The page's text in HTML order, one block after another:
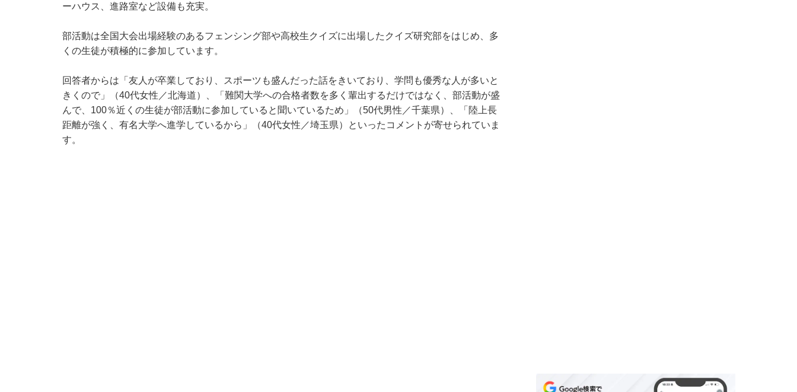
ーハウス、進路室など設備も充実。
部活動は全国大会出場経験のあるフェンシング部や高校生クイズに出場したクイズ研究部をはじめ、多
くの生徒が積極的に参加しています。
回答者からは「友人が卒業しており、スポーツも盛んだった話をきいており、学問も優秀な人が多いと
きくので」（40代女性／北海道）、「難関大学への合格者数を多く輩出するだけではなく、部活動が盛
んで、100％近くの生徒が部活動に参加していると聞いているため」（50代男性／千葉県）、「陸上長
距離が強く、有名大学へ進学しているから」（40代女性／埼玉県）といったコメントが寄せられていま
す。